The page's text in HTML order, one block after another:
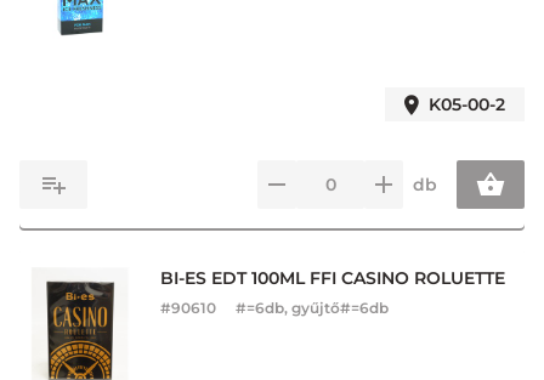
K05-00-2
db
BI-ES EDT 100ML FFI CASINO ROLUETTE
#90610 #=6db, gyűjtő#=6db